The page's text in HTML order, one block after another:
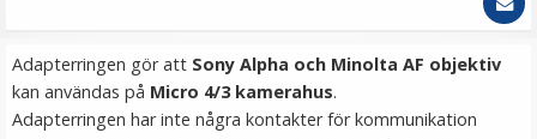
Step Up Ring 55-58mm - Gör filtergängan större
Adapterringen gör att Sony Alpha och Minolta AF objektiv
kan användas på Micro 4/3 kamerahus.
Adapterringen har inte några kontakter för kommunikation